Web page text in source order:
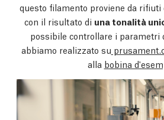
questo filamento proviene da rifiuti
con il risultato di una tonalità
possibile controllare i parametri
abbiamo realizzato su
alla bobina